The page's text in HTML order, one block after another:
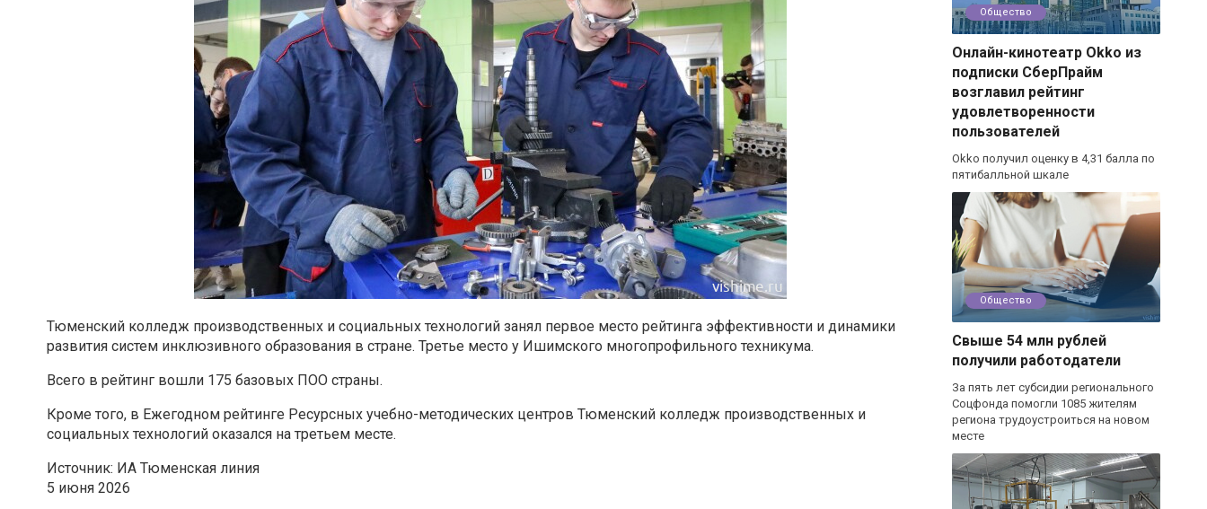
Тюменский колледж производственных и социальных технологий занял первое место рейтинга эффективности и динамики
развития систем инклюзивного образования в стране. Третье место у Ишимского многопрофильного техникума.
Всего в рейтинг вошли 175 базовых ПОО страны.
Кроме того, в Ежегодном рейтинге Ресурсных учебно-методических центров Тюменский колледж производственных и
социальных технологий оказался на третьем месте.
Источник: ИА Тюменская линия
5 июня 2026
Общество
Онлайн-кинотеатр Okko из
подписки СберПрайм
возглавил рейтинг
удовлетворенности
пользователей
Okko получил оценку в 4,31 балла по
пятибалльной шкале
Общество
Свыше 54 млн рублей
получили работодатели
За пять лет субсидии регионального
Соцфонда помогли 1085 жителям
региона трудоустроиться на новом
месте